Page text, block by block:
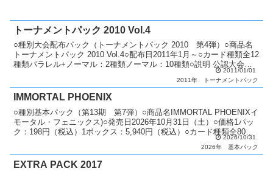
トーナメントパック 2010 Vol.4
○種別大会配布パック（トーナメントパック 2010 第4弾）○商品名
トーナメントパック 2010 Vol.4○配布日2011年1月～○カード種類全12
種類パラレル+ノーマル：2種類ノーマル：10種類○説明 公認大会で
2011/01/01
2011年
トーナメントパック
IMMORTAL PHOENIX
○種別基本パック（第13期 第7弾）○商品名IMMORTAL PHOENIXイ
モータル・フェニックス)○発売日2026年10月31日（土）○価格1パッ
ク：198円（税込）1ボックス：5,940円（税込）○カード種類全80種
2026/10/31
2026年
基本パック
EXTRA PACK 2017